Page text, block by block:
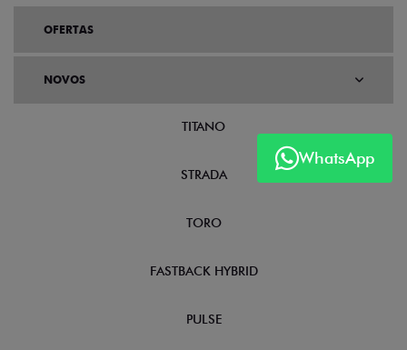
WhatsApp
OFERTAS
NOVOS
TITANO
STRADA
TORO
FASTBACK HYBRID
PULSE